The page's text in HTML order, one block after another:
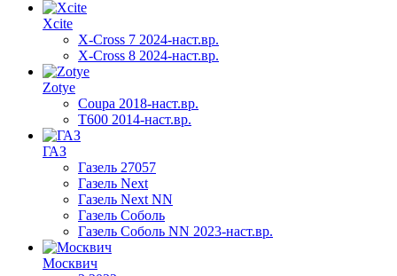
Xcite
X-Cross 7 2024-наст.вр.
X-Cross 8 2024-наст.вр.
Zotye
Coupa 2018-наст.вр.
T600 2014-наст.вр.
ГАЗ
Газель 27057
Газель Next
Газель Next NN
Газель Соболь
Газель Соболь NN 2023-наст.вр.
Москвич